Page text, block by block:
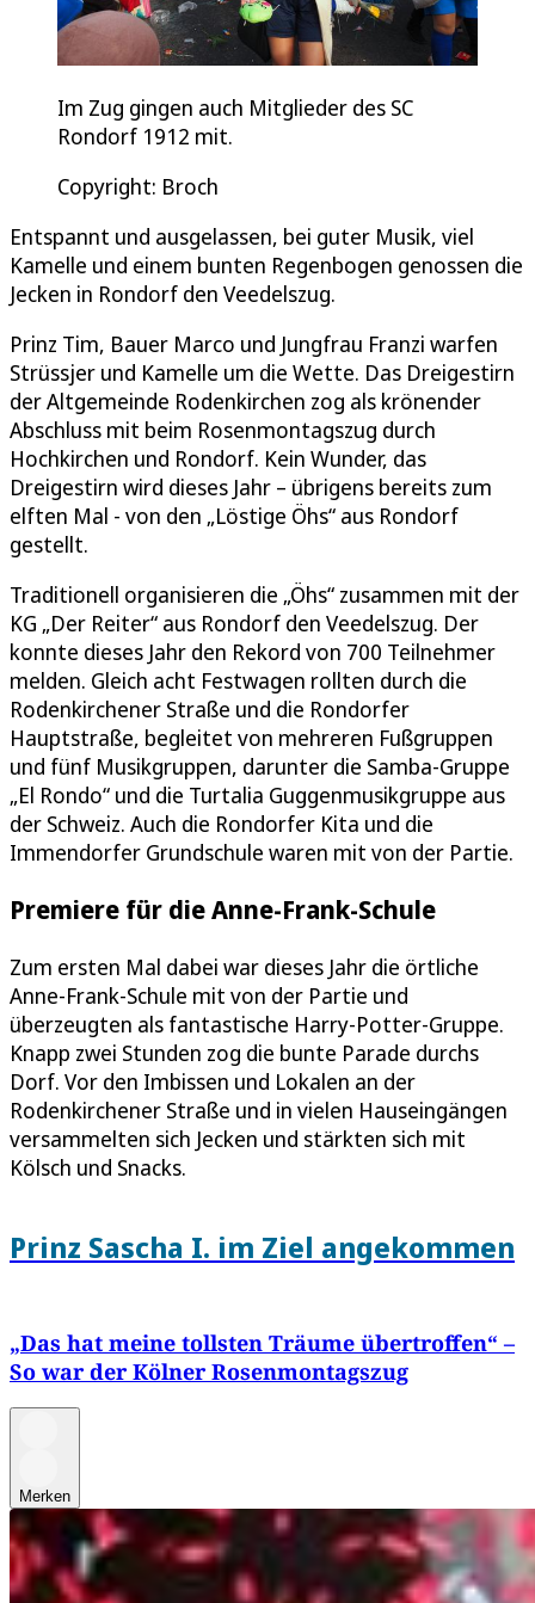
Im Zug gingen auch Mitglieder des SC
Rondorf 1912 mit.
Copyright: Broch
Entspannt und ausgelassen, bei guter Musik, viel
Kamelle und einem bunten Regenbogen genossen die
Jecken in Rondorf den Veedelszug.
Prinz Tim, Bauer Marco und Jungfrau Franzi warfen
Strüssjer und Kamelle um die Wette. Das Dreigestirn
der Altgemeinde Rodenkirchen zog als krönender
Abschluss mit beim Rosenmontagszug durch
Hochkirchen und Rondorf. Kein Wunder, das
Dreigestirn wird dieses Jahr – übrigens bereits zum
elften Mal - von den „Löstige Öhs“ aus Rondorf
gestellt.
Traditionell organisieren die „Öhs“ zusammen mit der
KG „Der Reiter“ aus Rondorf den Veedelszug. Der
konnte dieses Jahr den Rekord von 700 Teilnehmer
melden. Gleich acht Festwagen rollten durch die
Rodenkirchener Straße und die Rondorfer
Hauptstraße, begleitet von mehreren Fußgruppen
und fünf Musikgruppen, darunter die Samba-Gruppe
„El Rondo“ und die Turtalia Guggenmusikgruppe aus
der Schweiz. Auch die Rondorfer Kita und die
Immendorfer Grundschule waren mit von der Partie.
Premiere für die Anne-Frank-Schule
Zum ersten Mal dabei war dieses Jahr die örtliche
Anne-Frank-Schule mit von der Partie und
überzeugten als fantastische Harry-Potter-Gruppe.
Knapp zwei Stunden zog die bunte Parade durchs
Dorf. Vor den Imbissen und Lokalen an der
Rodenkirchener Straße und in vielen Hauseingängen
versammelten sich Jecken und stärkten sich mit
Kölsch und Snacks.
Prinz Sascha I. im Ziel angekommen
„Das hat meine tollsten Träume übertroffen“ –
So war der Kölner Rosenmontagszug
Merken